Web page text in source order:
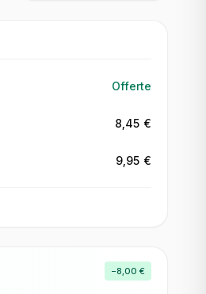
Offerte
8,45 €
9,95 €
−8,00 €